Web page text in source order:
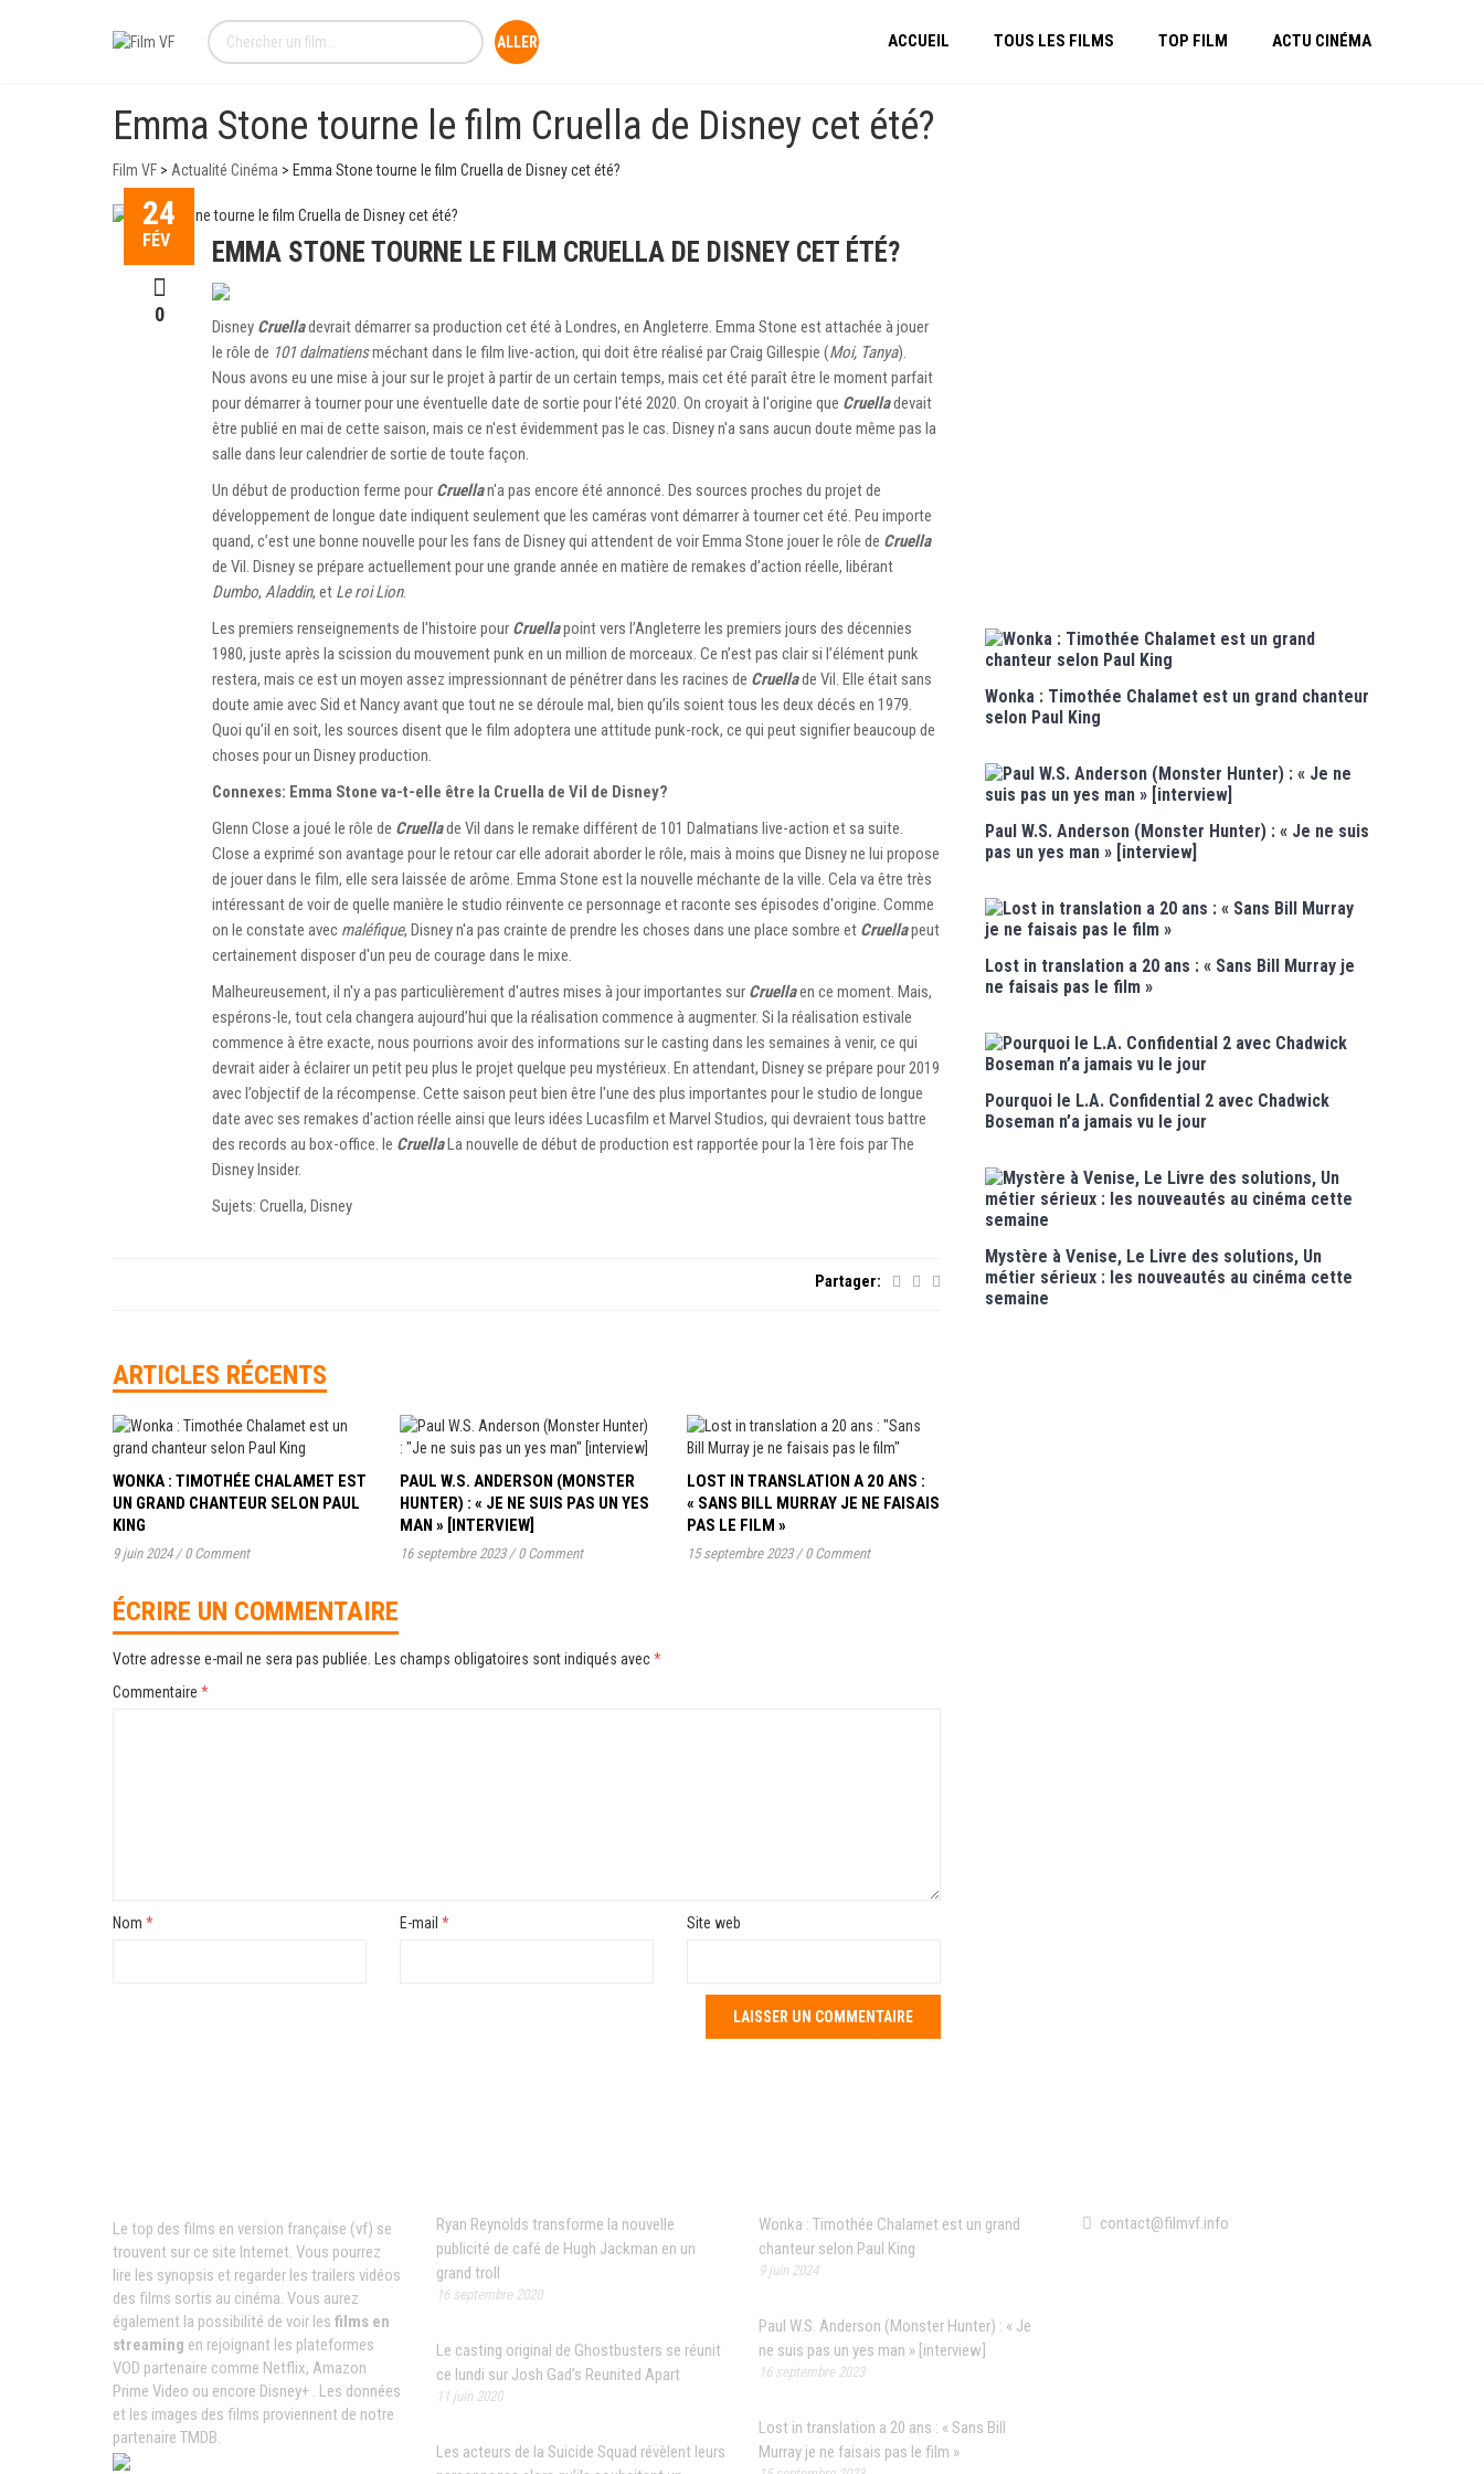
ACCUEIL TOUS LES FILMS TOP FILM ACTU CINÉMA
Emma Stone tourne le film Cruella de Disney cet été?
Film VF > Actualité Cinéma > Emma Stone tourne le film Cruella de Disney cet été?
24
FÉV
0
EMMA STONE TOURNE LE FILM CRUELLA DE DISNEY CET ÉTÉ?
Disney Cruelladevrait démarrer sa production cet été à Londres, en Angleterre. Emma Stone est attachée à jouer
le rôle de 101 dalmatiensméchant dans le film live-action, qui doit être réalisé par Craig Gillespie (Moi, Tanya).
Nous avons eu une mise à jour sur le projet à partir de un certain temps, mais cet été paraît être le moment parfait
pour démarrer à tourner pour une éventuelle date de sortie pour l'été 2020. On croyait à l'origine que Cruelladevait
être publié en mai de cette saison, mais ce n'est évidemment pas le cas. Disney n'a sans aucun doute même pas la
salle dans leur calendrier de sortie de toute façon.
Un début de production ferme pour Cruellan'a pas encore été annoncé. Des sources proches du projet de
développement de longue date indiquent seulement que les caméras vont démarrer à tourner cet été. Peu importe
quand, c’est une bonne nouvelle pour les fans de Disney qui attendent de voir Emma Stone jouer le rôle de Cruella
de Vil. Disney se prépare actuellement pour une grande année en matière de remakes d’action réelle, libérant
Dumbo, Aladdin, et Le roi Lion.
Les premiers renseignements de l'histoire pour Cruellapoint vers l’Angleterre les premiers jours des décennies
1980, juste après la scission du mouvement punk en un million de morceaux. Ce n’est pas clair si l’élément punk
restera, mais ce est un moyen assez impressionnant de pénétrer dans les racines de Cruellade Vil. Elle était sans
doute amie avec Sid et Nancy avant que tout ne se déroule mal, bien qu’ils soient tous les deux décés en 1979.
Quoi qu’il en soit, les sources disent que le film adoptera une attitude punk-rock, ce qui peut signifier beaucoup de
choses pour un Disney production.
Connexes: Emma Stone va-t-elle être la Cruella de Vil de Disney?
Glenn Close a joué le rôle de Cruellade Vil dans le remake différent de 101 Dalmatians live-action et sa suite.
Close a exprimé son avantage pour le retour car elle adorait aborder le rôle, mais à moins que Disney ne lui propose
de jouer dans le film, elle sera laissée de arôme. Emma Stone est la nouvelle méchante de la ville. Cela va être très
intéressant de voir de quelle manière le studio réinvente ce personnage et raconte ses épisodes d'origine. Comme
on le constate avec maléfique, Disney n'a pas crainte de prendre les choses dans une place sombre et Cruellapeut
certainement disposer d'un peu de courage dans le mixe.
Malheureusement, il n'y a pas particulièrement d'autres mises à jour importantes sur Cruellaen ce moment. Mais,
espérons-le, tout cela changera aujourd’hui que la réalisation commence à augmenter. Si la réalisation estivale
commence à être exacte, nous pourrions avoir des informations sur le casting dans les semaines à venir, ce qui
devrait aider à éclairer un petit peu plus le projet quelque peu mystérieux. En attendant, Disney se prépare pour 2019
avec l’objectif de la récompense. Cette saison peut bien être l'une des plus importantes pour le studio de longue
date avec ses remakes d'action réelle ainsi que leurs idées Lucasfilm et Marvel Studios, qui devraient tous battre
des records au box-office. le CruellaLa nouvelle de début de production est rapportée pour la 1ère fois par The
Disney Insider.
Sujets: Cruella, Disney
Partager:
ARTICLES RÉCENTS
WONKA : TIMOTHÉE CHALAMET EST
UN GRAND CHANTEUR SELON PAUL
KING
9 juin 2024 / 0 Comment
PAUL W.S. ANDERSON (MONSTER
HUNTER) : « JE NE SUIS PAS UN YES
MAN » [INTERVIEW]
16 septembre 2023 / 0 Comment
LOST IN TRANSLATION A 20 ANS :
« SANS BILL MURRAY JE NE FAISAIS
PAS LE FILM »
15 septembre 2023 / 0 Comment
ÉCRIRE UN COMMENTAIRE
Votre adresse e-mail ne sera pas publiée. Les champs obligatoires sont indiqués avec*
Commentaire *
Nom * E-mail * Site web
Wonka : Timothée Chalamet est un grand chanteur
selon Paul King
Paul W.S. Anderson (Monster Hunter) : « Je ne suis
pas un yes man » [interview]
Lost in translation a 20 ans : « Sans Bill Murray je
ne faisais pas le film »
Pourquoi le L.A. Confidential 2 avec Chadwick
Boseman n’a jamais vu le jour
Mystère à Venise, Le Livre des solutions, Un
métier sérieux : les nouveautés au cinéma cette
semaine
Le top des films en version française (vf) se
trouvent sur ce site Internet. Vous pourrez
lire les synopsis et regarder les trailers vidéos
des films sortis au cinéma. Vous aurez
également la possibilité de voir les films en
streaming en rejoignant les plateformes
VOD partenaire comme Netflix, Amazon
Prime Video ou encore Disney+ . Les données
et les images des films proviennent de notre
partenaire TMDB.
Ryan Reynolds transforme la nouvelle
publicité de café de Hugh Jackman en un
grand troll
16 septembre 2020
Le casting original de Ghostbusters se réunit
ce lundi sur Josh Gad’s Reunited Apart
11 juin 2020
Les acteurs de la Suicide Squad révèlent leurs
Wonka : Timothée Chalamet est un grand
chanteur selon Paul King
9 juin 2024
Paul W.S. Anderson (Monster Hunter) : « Je
ne suis pas un yes man » [interview]
16 septembre 2023
Lost in translation a 20 ans : « Sans Bill
Murray je ne faisais pas le film »
contact@filmvf.info